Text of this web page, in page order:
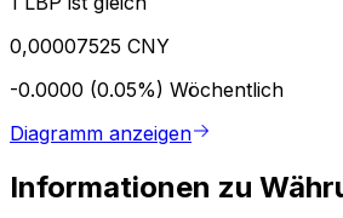
0,00007525 CNY
-0.0000 (0.05%) Wöchentlich
Diagramm anzeigen
Informationen zu